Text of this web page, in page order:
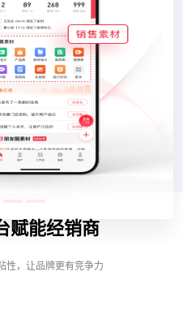
赋能经销商
性，让品牌更有竞争力